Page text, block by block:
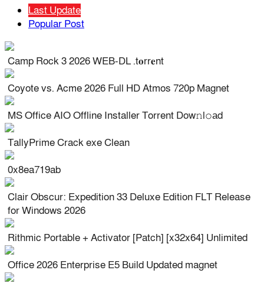
Last Update
Popular Post
Camp Rock 3 2026 WEB-DL .t𝐨rr𝐞nt
Coyote vs. Acme 2026 Full HD Atmos 720p Magnet
MS Office AIO Offline Installer Torrent Dow𝚗l𝚘аd
TallyPrime Crack exe Clean
0x8ea719ab
Clair Obscur: Expedition 33 Deluxe Edition FLT Release
for Windows 2026
Rithmic Portable + Activator [Patch] [x32x64] Unlimited
Office 2026 Enterprise E5 Build Updated magnet